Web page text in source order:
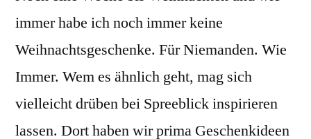
immer habe ich noch immer keine
Weihnachtsgeschenke. Für Niemanden. Wie
Immer. Wem es ähnlich geht, mag sich
vielleicht drüben bei Spreeblick inspirieren
lassen. Dort haben wir prima Geschenkideen